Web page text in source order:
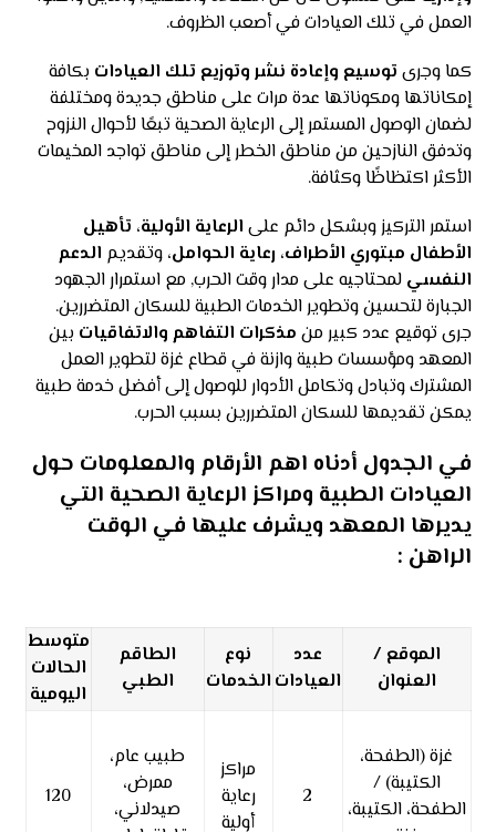
العمل في تلك العيادات في أصعب الظروف.
كما وجرى توسيع وإعادة نشر وتوزيع تلك العيادات بكافة
إمكاناتها ومكوناتها عدة مرات على مناطق جديدة ومختلفة
لضمان الوصول المستمر إلى الرعاية الصحية تبعًا لأحوال النزوح
وتدفق النازحين من مناطق الخطر إلى مناطق تواجد المخيمات
الأكثر اكتظاظًا وكثافة.
استمر التركيز وبشكل دائم على الرعاية الأولية، تأهيل
الأطفال مبتوري الأطراف، رعاية الحوامل، وتقديم الدعم
النفسي لمحتاجيه على مدار وقت الحرب, مع استمرار الجهود
الجبارة لتحسين وتطوير الخدمات الطبية للسكان المتضررين.
جرى توقيع عدد كبير من مذكرات التفاهم والاتفاقيات بين
المعهد ومؤسسات طبية وازنة في قطاع غزة لتطوير العمل
المشترك وتبادل وتكامل الأدوار للوصول إلى أفضل خدمة طبية
يمكن تقديمها للسكان المتضررين بسبب الحرب.
في الجدول أدناه اهم الأرقام والمعلومات حول
العيادات الطبية ومراكز الرعاية الصحية التي
يديرها المعهد ويشرف عليها في الوقت
الراهن :
الموقع /
العنوان
عدد
العيادات
نوع
الخدمات
الطاقم
الطبي
متوسط
الحالات
اليومية
غزة (الطفحة،
الكتيبة) /
الطفحة، الكتيبة،
2
مراكز
رعاية
أولية
طبيب عام،
ممرض،
صيدلاني،
120